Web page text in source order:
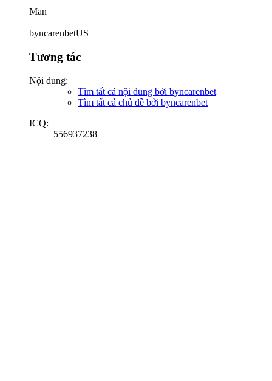
Man
byncarenbetUS
Tương tác
Nội dung:
Tìm tất cả nội dung bởi byncarenbet
Tìm tất cả chủ đề bởi byncarenbet
ICQ:
556937238